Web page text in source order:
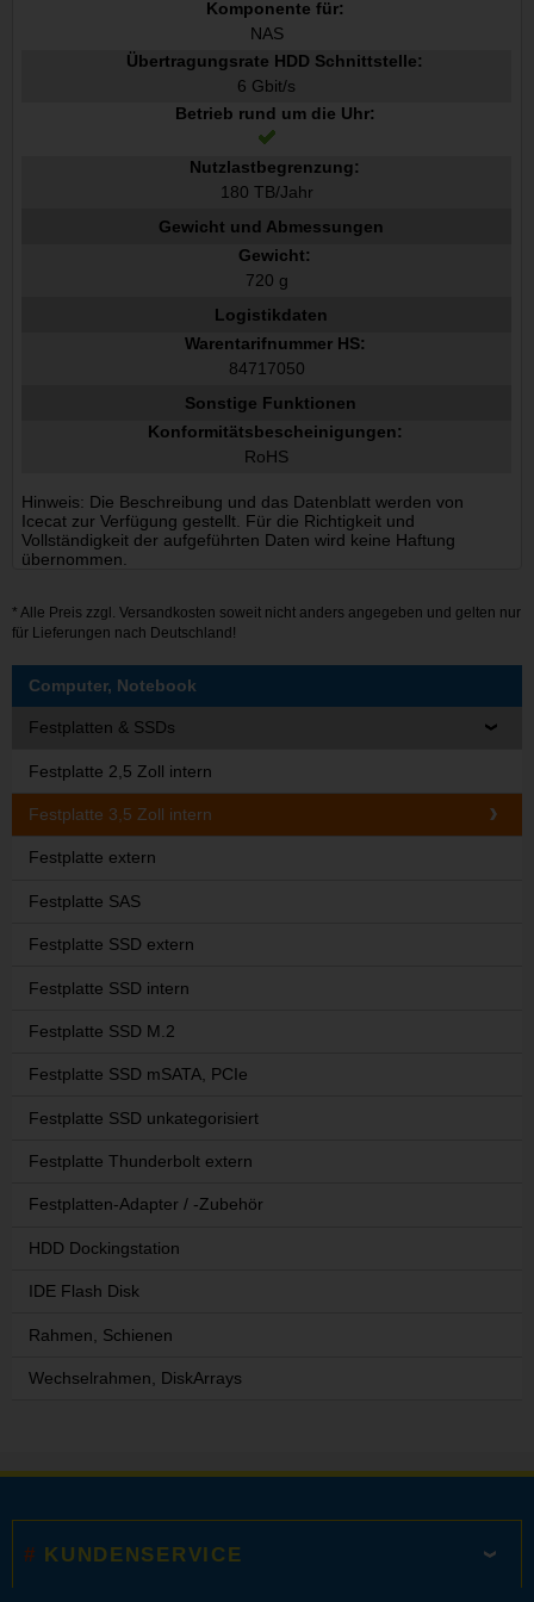
Komponente für:
NAS
Übertragungsrate HDD Schnittstelle:
6 Gbit/s
Betrieb rund um die Uhr:
Nutzlastbegrenzung:
180 TB/Jahr
Gewicht und Abmessungen
Gewicht:
720 g
Logistikdaten
Warentarifnummer HS:
84717050
Sonstige Funktionen
Konformitätsbescheinigungen:
RoHS
Hinweis: Die Beschreibung und das Datenblatt werden von
Icecat zur Verfügung gestellt. Für die Richtigkeit und
Vollständigkeit der aufgeführten Daten wird keine Haftung
übernommen.
* Alle Preis zzgl. Versandkosten soweit nicht anders angegeben und gelten nur
für Lieferungen nach Deutschland!
Computer, Notebook
Festplatten & SSDs
Festplatte 2,5 Zoll intern
Festplatte 3,5 Zoll intern
Festplatte extern
Festplatte SAS
Festplatte SSD extern
Festplatte SSD intern
Festplatte SSD M.2
Festplatte SSD mSATA, PCIe
Festplatte SSD unkategorisiert
Festplatte Thunderbolt extern
Festplatten-Adapter / -Zubehör
HDD Dockingstation
IDE Flash Disk
Rahmen, Schienen
Wechselrahmen, DiskArrays
KUNDENSERVICE